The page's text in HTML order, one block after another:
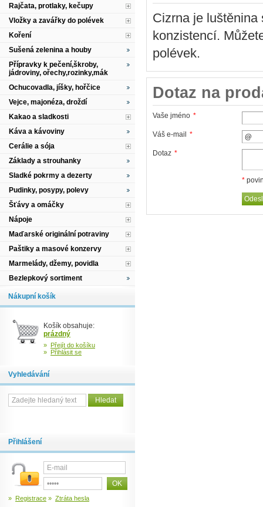
Cizrna je
konzistencí.
polévek.
Dotaz na
Vaše jméno *
Váš e-mail *
Dotaz *
*
Rajčata, protlaky, kečupy
Vložky a zavářky do polévek
Koření
Sušená zelenina a houby
Přípravky k pečení,škroby,
jádroviny, ořechy,rozinky,mák
Ochucovadla, jíšky, hořčice
Vejce, majonéza, droždí
Kakao a sladkosti
Káva a kávoviny
Cerálie a sója
Základy a strouhanky
Sladké pokrmy a dezerty
Pudinky, posypy, polevy
Šťávy a omáčky
Nápoje
Maďarské originální potraviny
Paštiky a masové konzervy
Marmelády, džemy, povidla
Bezlepkový sortiment
Nákupní košík
Košík obsahuje:
prázdný
» Přejít do košíku
» Přihlásit se
Vyhledávání
Přihlášení
» Registrace » Ztráta hesla